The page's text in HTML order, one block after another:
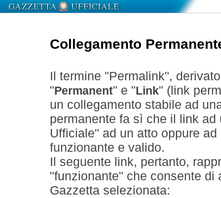
Collegamento
Il termine "Permalink",
" Permanent" e " Link" (link
un collegamento stabile ad
permanente fa sì che il link
Ufficiale" ad un atto oppure
funzionante e valido.
Il seguente link, pertanto,
"funzionante" che consente
Gazzetta selezionata: